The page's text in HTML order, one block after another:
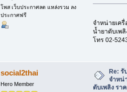
โพส เว็บประกาศลด แหล่งรวม ลง
ประกาศฟรี
จำหน่ายเครื่
น้ำยาดับเพลิ
โทร 02-
social2thai
Hero Member
Re: รั
จำหน่
ดับเพลิง รา